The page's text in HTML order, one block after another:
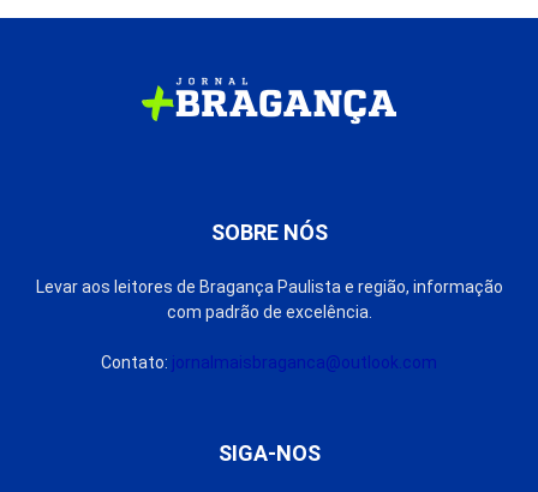
SOBRE NÓS
Levar aos leitores de Bragança Paulista e região, informação
com padrão de excelência.
Contato: jornalmaisbraganca@outlook.com
SIGA-NOS